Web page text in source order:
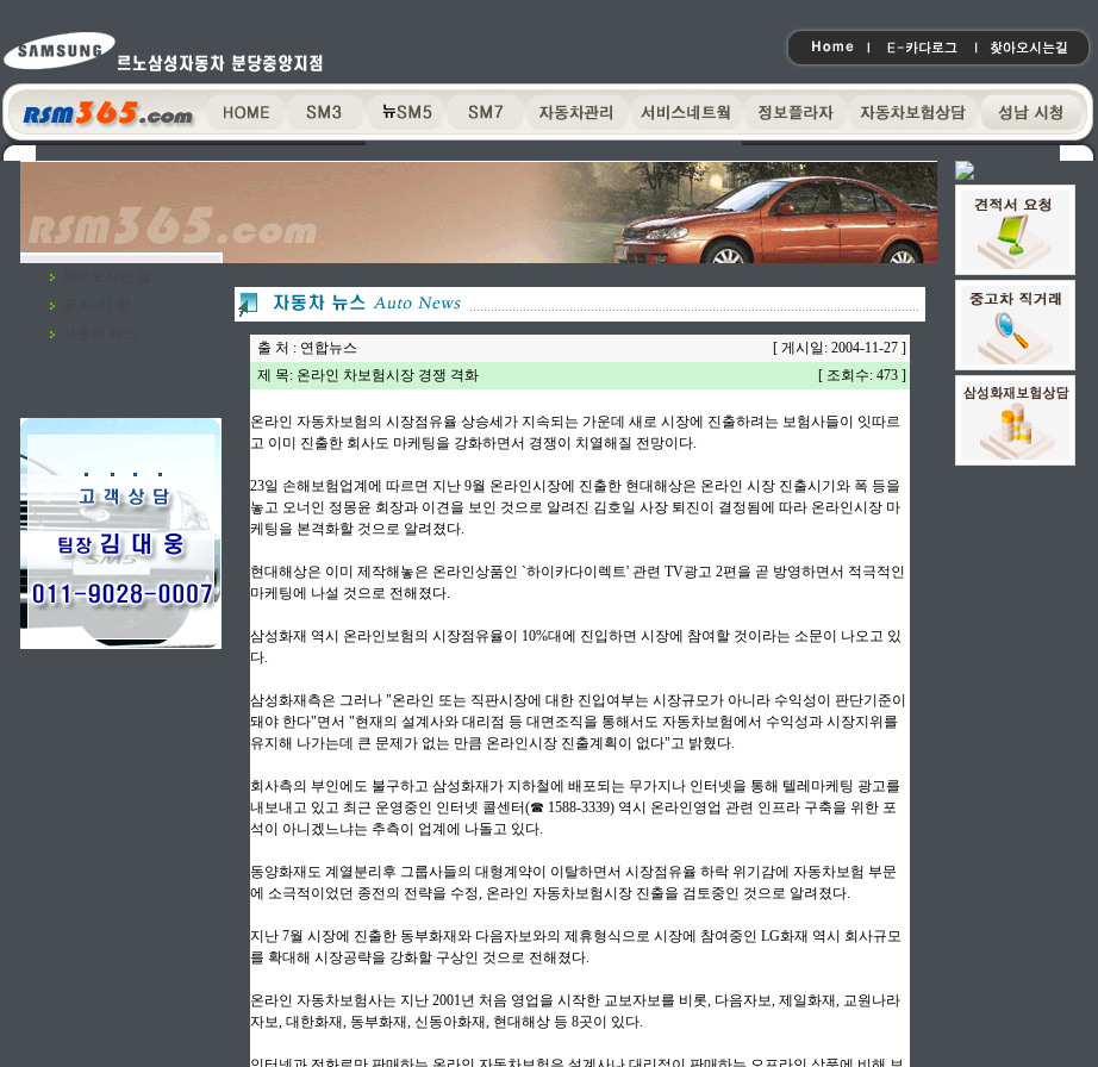
출 처 : 연합뉴스
[ 게시일: 2004-11-27 ]
제 목: 온라인 차보험시장 경쟁 격화
[ 조회수: 473 ]
온라인 자동차보험의 시장점유율 상승세가 지속되는 가운데 새로 시장에 진출하려는 보험사들이 잇따르
고 이미 진출한 회사도 마케팅을 강화하면서 경쟁이 치열해질 전망이다.
23일 손해보험업계에 따르면 지난 9월 온라인시장에 진출한 현대해상은 온라인 시장 진출시기와 폭 등을
놓고 오너인 정몽윤 회장과 이견을 보인 것으로 알려진 김호일 사장 퇴진이 결정됨에 따라 온라인시장 마
케팅을 본격화할 것으로 알려졌다.
현대해상은 이미 제작해놓은 온라인상품인 `하이카다이렉트' 관련 TV광고 2편을 곧 방영하면서 적극적인
마케팅에 나설 것으로 전해졌다.
삼성화재 역시 온라인보험의 시장점유율이 10%대에 진입하면 시장에 참여할 것이라는 소문이 나오고 있
다.
삼성화재측은 그러나 "온라인 또는 직판시장에 대한 진입여부는 시장규모가 아니라 수익성이 판단기준이
돼야 한다"면서 "현재의 설계사와 대리점 등 대면조직을 통해서도 자동차보험에서 수익성과 시장지위를
유지해 나가는데 큰 문제가 없는 만큼 온라인시장 진출계획이 없다"고 밝혔다.
회사측의 부인에도 불구하고 삼성화재가 지하철에 배포되는 무가지나 인터넷을 통해 텔레마케팅 광고를
내보내고 있고 최근 운영중인 인터넷 콜센터(☎ 1588-3339) 역시 온라인영업 관련 인프라 구축을 위한 포
석이 아니겠느냐는 추측이 업계에 나돌고 있다.
동양화재도 계열분리후 그룹사들의 대형계약이 이탈하면서 시장점유율 하락 위기감에 자동차보험 부문
에 소극적이었던 종전의 전략을 수정, 온라인 자동차보험시장 진출을 검토중인 것으로 알려졌다.
지난 7월 시장에 진출한 동부화재와 다음자보와의 제휴형식으로 시장에 참여중인 LG화재 역시 회사규모
를 확대해 시장공략을 강화할 구상인 것으로 전해졌다.
온라인 자동차보험사는 지난 2001년 처음 영업을 시작한 교보자보를 비롯, 다음자보, 제일화재, 교원나라
자보, 대한화재, 동부화재, 신동아화재, 현대해상 등 8곳이 있다.